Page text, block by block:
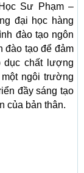
Sư Phạm –
đại học hàng
đào tạo ngôn
đào tạo để đảm
dục chất lượng
ngôi trường
đầy sáng tạo
của bản thân.